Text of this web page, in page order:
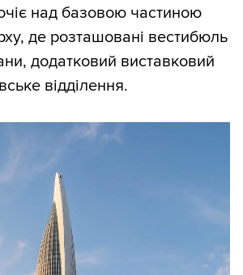
над базовою частиною
де розташовані вестибюль
додатковий виставковий
відділення.